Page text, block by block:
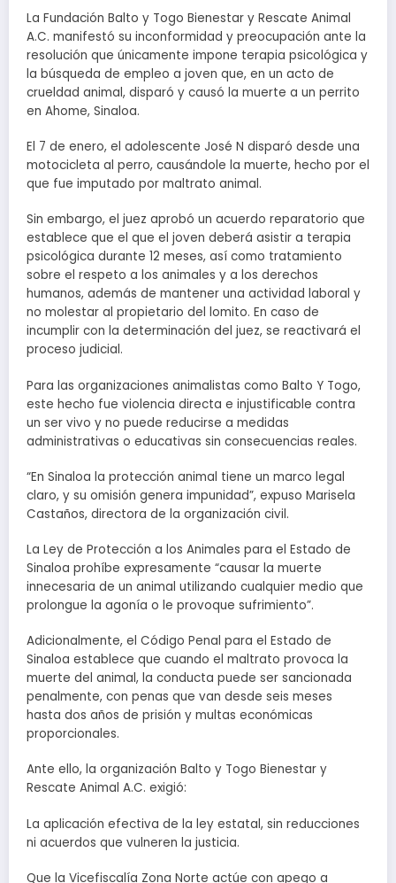
La Fundación Balto y Togo Bienestar y Rescate Animal
A.C. manifestó su inconformidad y preocupación ante la
resolución que únicamente impone terapia psicológica y
la búsqueda de empleo a joven que, en un acto de
crueldad animal, disparó y causó la muerte a un perrito
en Ahome, Sinaloa.
El 7 de enero, el adolescente José N disparó desde una
motocicleta al perro, causándole la muerte, hecho por el
que fue imputado por maltrato animal.
Sin embargo, el juez aprobó un acuerdo reparatorio que
establece que el que el joven deberá asistir a terapia
psicológica durante 12 meses, así como tratamiento
sobre el respeto a los animales y a los derechos
humanos, además de mantener una actividad laboral y
no molestar al propietario del lomito. En caso de
incumplir con la determinación del juez, se reactivará el
proceso judicial.
Para las organizaciones animalistas como Balto Y Togo,
este hecho fue violencia directa e injustificable contra
un ser vivo y no puede reducirse a medidas
administrativas o educativas sin consecuencias reales.
“En Sinaloa la protección animal tiene un marco legal
claro, y su omisión genera impunidad”, expuso Marisela
Castaños, directora de la organización civil.
La Ley de Protección a los Animales para el Estado de
Sinaloa prohíbe expresamente “causar la muerte
innecesaria de un animal utilizando cualquier medio que
prolongue la agonía o le provoque sufrimiento”.
Adicionalmente, el Código Penal para el Estado de
Sinaloa establece que cuando el maltrato provoca la
muerte del animal, la conducta puede ser sancionada
penalmente, con penas que van desde seis meses
hasta dos años de prisión y multas económicas
proporcionales.
Ante ello, la organización Balto y Togo Bienestar y
Rescate Animal A.C. exigió:
La aplicación efectiva de la ley estatal, sin reducciones
ni acuerdos que vulneren la justicia.
Que la Vicefiscalía Zona Norte actúe con apego a